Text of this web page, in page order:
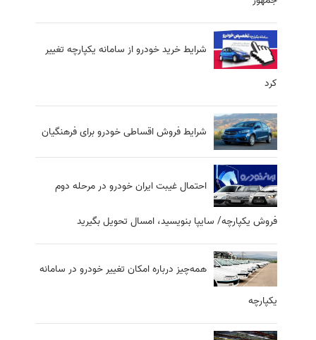
شرایط خرید خودرو از سامانه یکپارچه تغییر
کرد
شرایط فروش اقساطی خودرو برای فرهنگیان
احتمال غیبت ایران خودرو در مرحله دوم
فروش یکپارچه/ سایپا بنویسید، امسال تحویل بگیرید
همه‌چیز درباره امکان تغییر خودرو در سامانه
یکپارچه